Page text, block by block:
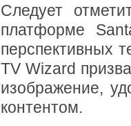
Следует
платформе
перспективных
TV Wizard
изображение,
контентом.